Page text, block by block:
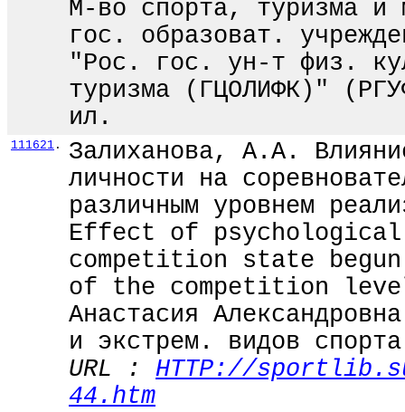
М-во спорта, туризма и
гос. образоват.
"Рос. гос. ун-т физ.
туризма (ГЦОЛИФК)"
ил.
111621 .
Залиханова, А.А.
личности на
различным уровнем
Effect of
competition state
of the competition
Анастасия
и экстрем. видов
URL : HTTP://
44.htm